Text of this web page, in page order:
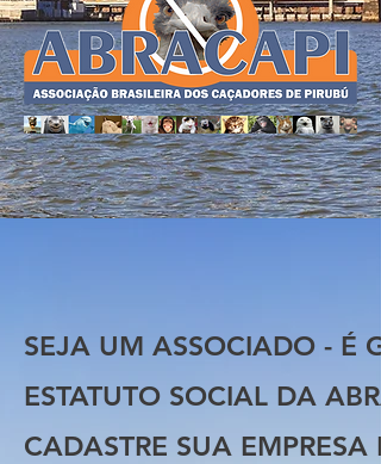
SEJA UM ASSOCIADO - É
ESTATUTO SOCIAL DA
CADASTRE SUA